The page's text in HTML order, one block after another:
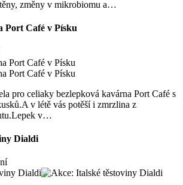
změny v mikrobiomu a…
Port Café v Písku
pro celiaky bezlepková kavárna Port Café s
v létě vás potěší i zmrzlina z
v…
Dialdi